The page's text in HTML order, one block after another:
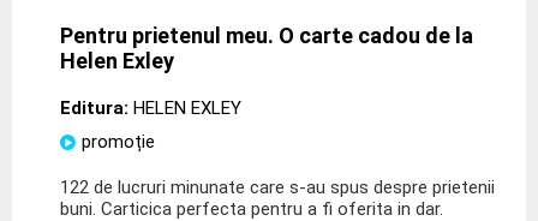
Pentru prietenul meu. O carte cadou de la
Helen Exley
Editura: HELEN EXLEY
promoție
122 de lucruri minunate care s-au spus despre prietenii
buni. Carticica perfecta pentru a fi oferita in dar.